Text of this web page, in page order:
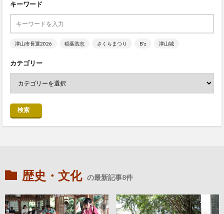
キーワード
津山市長選2026 稲葉浩志 さくらまつり B’z 津山城
カテゴリー
検索
歴史・文化 の最新記事8件